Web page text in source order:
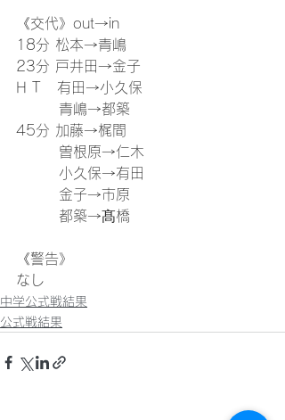
《交代》out→in
18分 松本→青嶋
23分 戸井田→金子
H T   有田→小久保
青嶋→都築
45分 加藤→梶間
曽根原→仁木
小久保→有田
金子→市原
都築→髙橋
《警告》
なし
中学公式戦結果
公式戦結果